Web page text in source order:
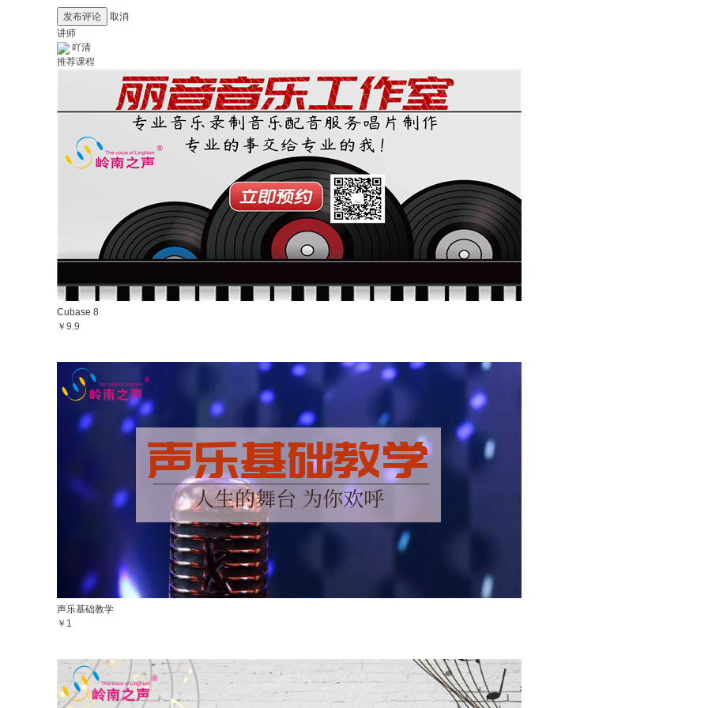
发布评论
取消
讲师
吖清
推荐课程
Cubase 8
￥9.9
声乐基础教学
￥1